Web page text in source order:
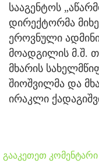
სააგენტოს
დირექტორმა
ეროვნული
მოადგილის მ.შ.
მხარის
შიოშვილმა და
ირაკლი
გააკეთეთ კომენტარი